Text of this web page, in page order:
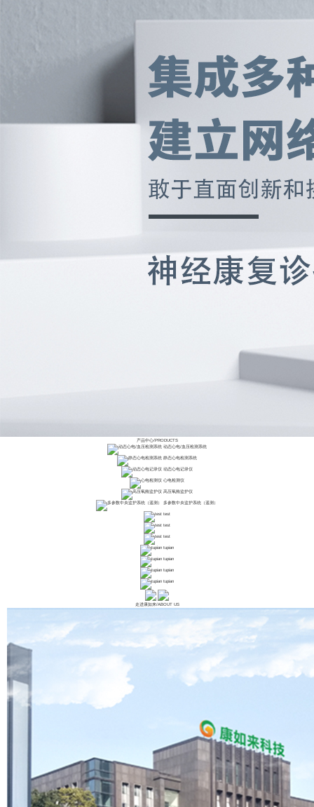
产品中心/PRODUCTS
动态心电/血压检测系统
静态心电检测系统
动态心电记录仪
心电检测仪
高压氧舱监护仪
多参数中央监护系统（遥测）
test
test
test
tupian
tupian
tupian
tupian
走进康如来/ABOUT US